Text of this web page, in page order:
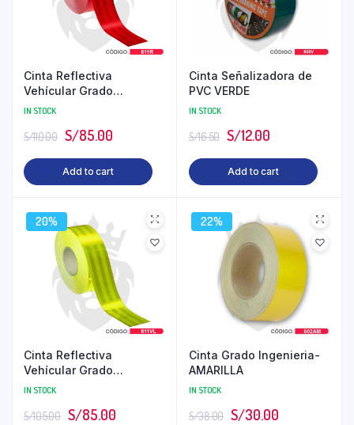
Cinta Reflectiva
Vehícular Grado
Diamante ROJA
IN STOCK
S/110.00 S/85.00
Add to cart
Cinta Señalizadora de
PVC VERDE
IN STOCK
S/16.50 S/12.00
Add to cart
20%
Cinta Reflectiva
Vehícular Grado
Diamante VERDE LIMON
IN STOCK
S/105.00 S/85.00
22%
Cinta Grado Ingenieria-
AMARILLA
IN STOCK
S/38.00 S/30.00